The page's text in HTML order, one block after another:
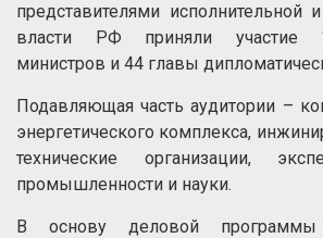
представителями исполнительной
власти РФ приняли участие
министров и 44 главы
Подавляющая часть аудитории –
энергетического комплекса,
технические организации,
промышленности и науки.
В основу деловой